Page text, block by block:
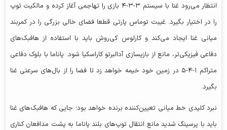
انتظار می‌رود غنا با سیستم ۳-۳-۴ بازی را تهاجمی آغاز کرده و مالکیت توپ
را در اختیار بگیرد. غیبت توماس پارتی قطعا فضای خالی بزرگی را در کمربند
میانی غنا ایجاد می‌کند و کارلوس کی‌روش باید با استفاده از هافبک‌های
دفاعی فیزیکی‌تر، مانع از بازیسازی آدالبرتو کاراسکیا شود. پاناما با بلوک دفاعی
متراکم ۱-۴-۵ در زمین خود خیمه خواهد زد تا فضا را از بال‌های سرعتی غنا
بگیرد.
نبرد کلیدی خط میانی تعیین‌کننده برنده خواهد بود؛ جایی که هافبک‌های غنا
باید با پرسینگ شدید مانع انتقال توپ‌های بلند پاناما به پشت مدافعان کناری